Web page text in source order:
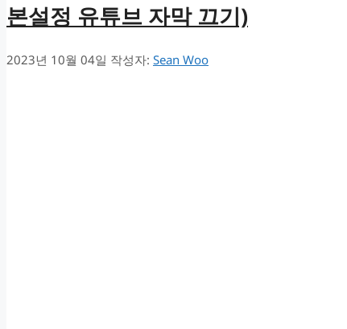
본설정 유튜브 자막 끄기)
2023년 10월 04일 작성자: Sean Woo